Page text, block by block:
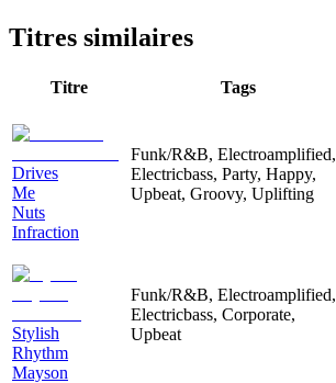
Titres similaires
Titre Tags
Drives
Me
Nuts
Infraction
Funk/R&B, Electroamplified,
Electricbass, Party, Happy,
Upbeat, Groovy, Uplifting
Stylish
Rhythm
Mayson
Funk/R&B, Electroamplified,
Electricbass, Corporate,
Upbeat